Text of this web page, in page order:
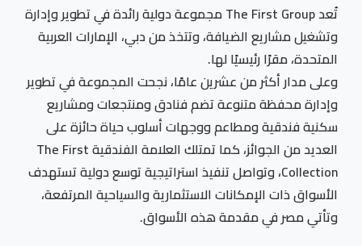
تُعد The First Group مجموعة دولية رائدة في تطوير وإدارة
وتشغيل مشاريع الضيافة، وتتخذ من دبي، الإمارات العربية
المتحدة، مقرًا رئيسيًا لها.
وعلى مدار أكثر من عشرين عامًا، نجحت المجموعة في تطوير
وإدارة محفظة متنوعة تضم فنادق ومنتجعات ومشاريع
سكنية فندقية ومطاعم ووجهات أسلوب حياة حائزة على
العديد من الجوائز، كما تمتلك العلامة الفندقية The First
Collection، وتواصل تنفيذ استراتيجية توسع دولية تستهدف
الأسواق ذات الإمكانات الاستثمارية والسياحية المرتفعة،
وتأتي مصر في مقدمة هذه الأسواق.